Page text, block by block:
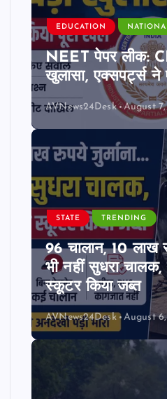
EDUCATION
NEET पेपर लीक:
खुलासा, एक्सपर्ट्स
AVNews24Desk August
STATE TRENDING
96 चालान, 10 लाख
भी नहीं सुधरा
स्कूटर किया जब्त
AVNews24Desk August